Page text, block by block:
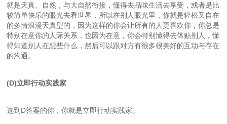
就是天真、自然，与大自然衔接，懂得去品味生活去享受，或者是比
较简单快乐的眼光去看世界，所以在别人眼光里，你就是轻松又自在
的多情浪漫天真型的，因为这样的你会让所有的人更喜欢你，你总是
特别在意你的人际关系，也因为在意，你会特别懂得去体贴别人，懂
得知道别人在想些什么，然后可以跟对方有很多很美好的互动与存在
的沟通。
(D)立即行动实践家
选到D答案的你，你就是立即行动实践家。